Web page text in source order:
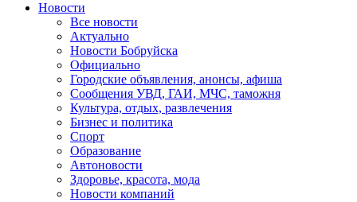
Новости
Все новости
Актуально
Новости Бобруйска
Официально
Городские объявления, анонсы, афиша
Сообщения УВД, ГАИ, МЧС, таможня
Культура, отдых, развлечения
Бизнес и политика
Спорт
Образование
Автоновости
Здоровье, красота, мода
Новости компаний